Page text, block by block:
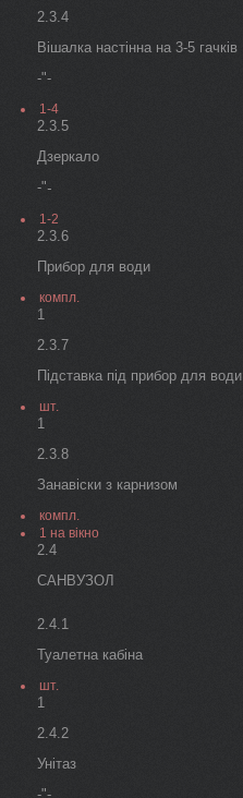
2.3.4
Вішалка настінна на 3-5 гачків
-"-
1-4
2.3.5
Дзеркало
-"-
1-2
2.3.6
Прибор для води
компл.
1
2.3.7
Підставка під прибор для води
шт.
1
2.3.8
Занавіски з карнизом
компл.
1 на вікно
2.4
САНВУЗОЛ
2.4.1
Туалетна кабіна
шт.
1
2.4.2
Унітаз
-"-